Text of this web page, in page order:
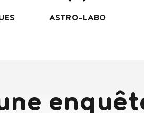
ASTRO-LABO